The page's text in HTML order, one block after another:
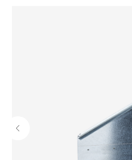
г. Москва, ул.Обручева д.46